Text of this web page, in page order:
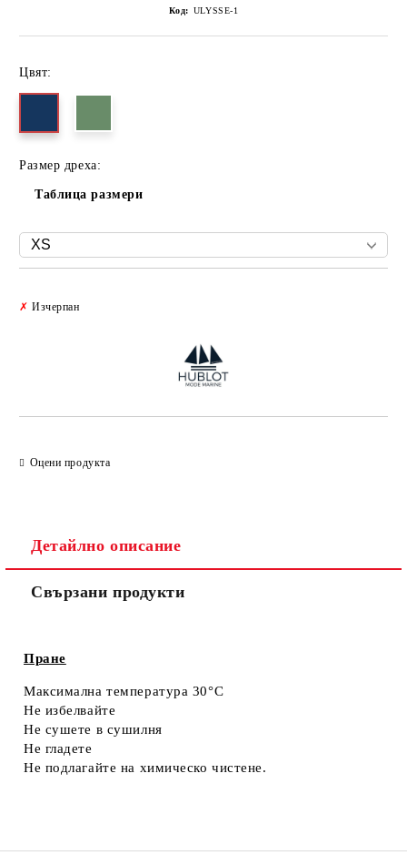
Код: ULYSSE-1
Цвят:
Размер дреха:
Таблица размери
✗ Изчерпан
Оцени продукта
Детайлно описание
Свързани продукти
Пране
Максимална температура 30°C
Не избелвайте
Не сушете в сушилня
Не гладете
Не подлагайте на химическо чистене.